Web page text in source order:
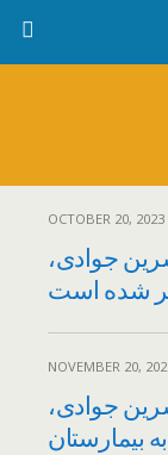
OCTOBER 20, 2023
جوادی،
شده است
NOVEMBER 20,
جوادی،
بیمارستان